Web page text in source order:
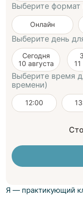
Выберите формат
Онлайн
Выберите день
Сегодня
10 августа
Выберите время
времени)
12:00
Я — практикующий